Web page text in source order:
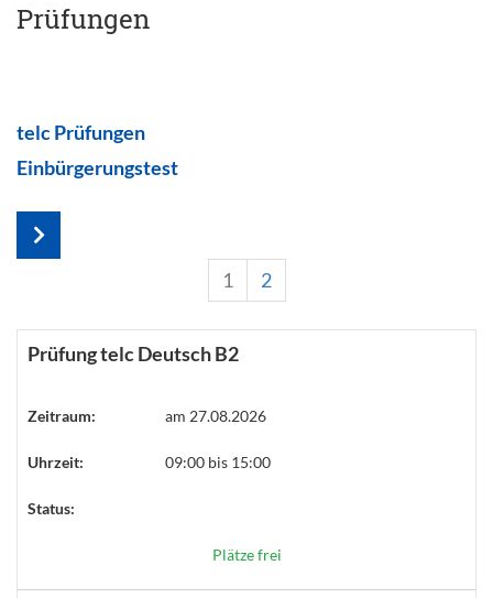
Prüfungen
telc Prüfungen
Einbürgerungstest
1 2
Prüfung telc Deutsch B2
Zeitraum: am 27.08.2026
Uhrzeit: 09:00 bis 15:00
Status:
Plätze frei